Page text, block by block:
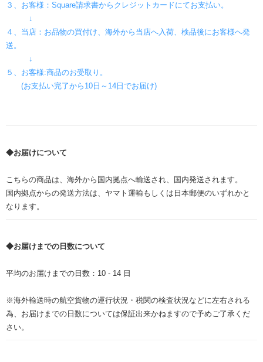
３、お客様：Square請求書からクレジットカードにてお支払い。
↓
４、当店：お品物の買付け、海外から当店へ入荷、検品後にお客様へ発
送。
↓
５、お客様:商品のお受取り。
(お支払い完了から10日～14日でお届け)
◆お届けについて
こちらの商品は、海外から国内拠点へ輸送され、国内発送されます。
国内拠点からの発送方法は、ヤマト運輸もしくは日本郵便のいずれかと
なります。
◆お届けまでの日数について
平均のお届けまでの日数：10 - 14 日
※海外輸送時の航空貨物の運行状況・税関の検査状況などに左右される
為、お届けまでの日数については保証出来かねますので予めご了承くだ
さい。